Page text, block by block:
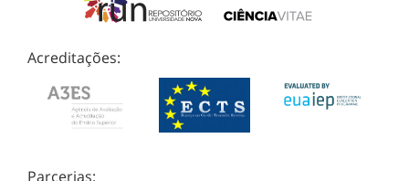
Acreditações:
Parcerias: